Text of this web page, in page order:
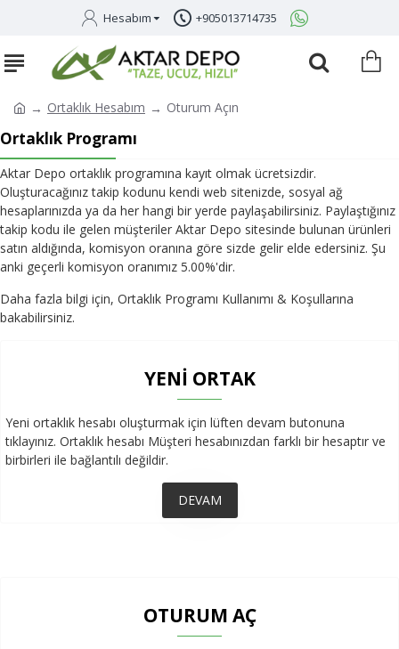
Hesabım +905013714735
Ortaklık Hesabım Oturum Açın
Ortaklık Programı
Aktar Depo ortaklık programına kayıt olmak ücretsizdir.
Oluşturacağınız takip kodunu kendi web sitenizde, sosyal ağ
hesaplarınızda ya da her hangi bir yerde paylaşabilirsiniz. Paylaştığınız
takip kodu ile gelen müşteriler Aktar Depo sitesinde bulunan ürünleri
satın aldığında, komisyon oranına göre sizde gelir elde edersiniz. Şu
anki geçerli komisyon oranımız 5.00%'dir.
Daha fazla bilgi için, Ortaklık Programı Kullanımı & Koşullarına
bakabilirsiniz.
YENI ORTAK
Yeni ortaklık hesabı oluşturmak için lüften devam butonuna
tıklayınız. Ortaklık hesabı Müşteri hesabınızdan farklı bir hesaptır ve
birbirleri ile bağlantılı değildir.
DEVAM
OTURUM AÇ